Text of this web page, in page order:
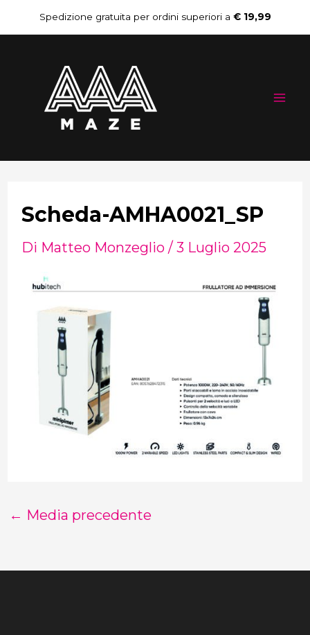
al
contenuto
Spedizione gratuita per ordini superiori a € 19,99
Scheda-AMHA0021_SP
Di Matteo Monzeglio / 3 Luglio 2025
Navigazione
articoli
← Media precedente